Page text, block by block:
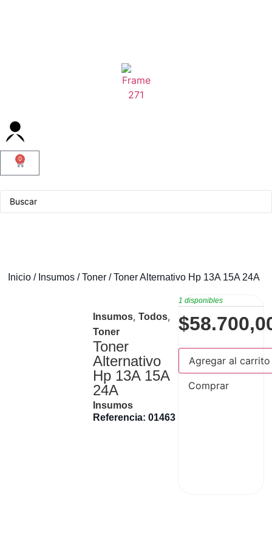
0
Inicio / Insumos /Toner / Toner Alternativo Hp 13A 15A 24A
Insumos, Todos,
Toner
Toner
Alternativo
Hp 13A 15A
24A
Insumos
Referencia: 01463
1 disponibles
$
Agregar al carrito
Comprar